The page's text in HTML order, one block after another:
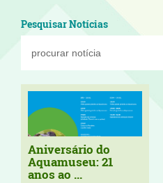
Pesquisar Notícias
Aniversário do
Aquamuseu: 21
anos ao ...